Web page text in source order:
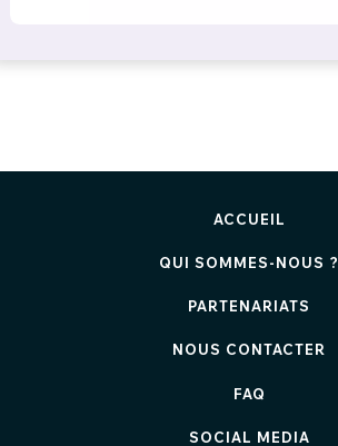
ACCUEIL
QUI SOMMES-NOUS ?
PARTENARIATS
NOUS CONTACTER
FAQ
SOCIAL MEDIA